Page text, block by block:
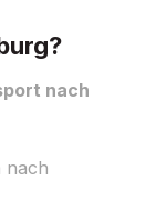
nach
nach